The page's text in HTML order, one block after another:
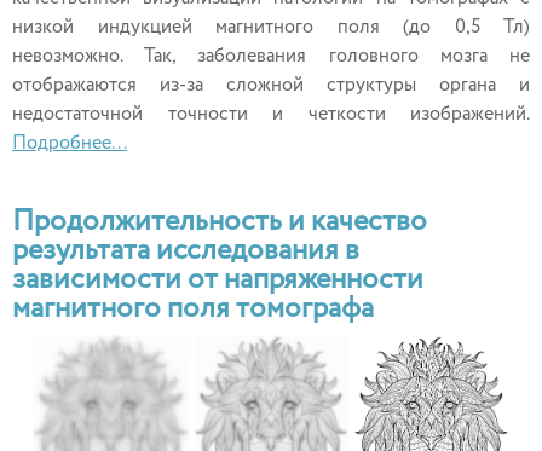
низкой индукцией магнитного поля (до 0,5 Тл)
невозможно. Так, заболевания головного мозга не
отображаются из-за сложной структуры органа и
недостаточной точности и четкости изображений.
Подробнее...
Продолжительность и качество
результата исследования в
зависимости от напряженности
магнитного поля томографа